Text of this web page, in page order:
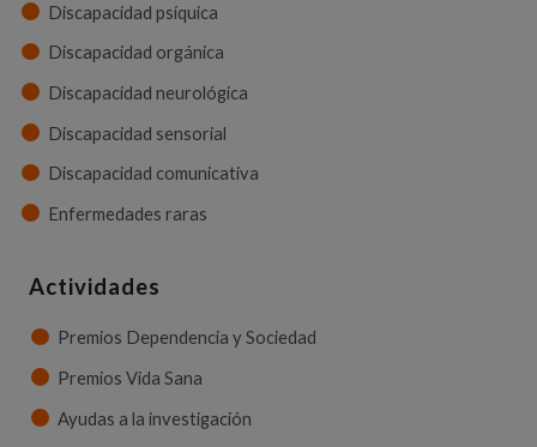
Discapacidad psíquica
Discapacidad orgánica
Discapacidad neurológica
Discapacidad sensorial
Discapacidad comunicativa
Enfermedades raras
Actividades
Premios Dependencia y Sociedad
Premios Vida Sana
Ayudas a la investigación